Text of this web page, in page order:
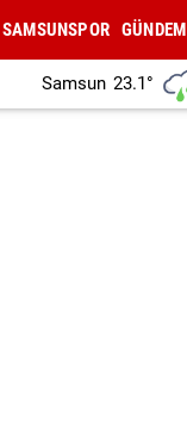
SAMSUNSPOR GÜNDEM
Samsun 23.1°